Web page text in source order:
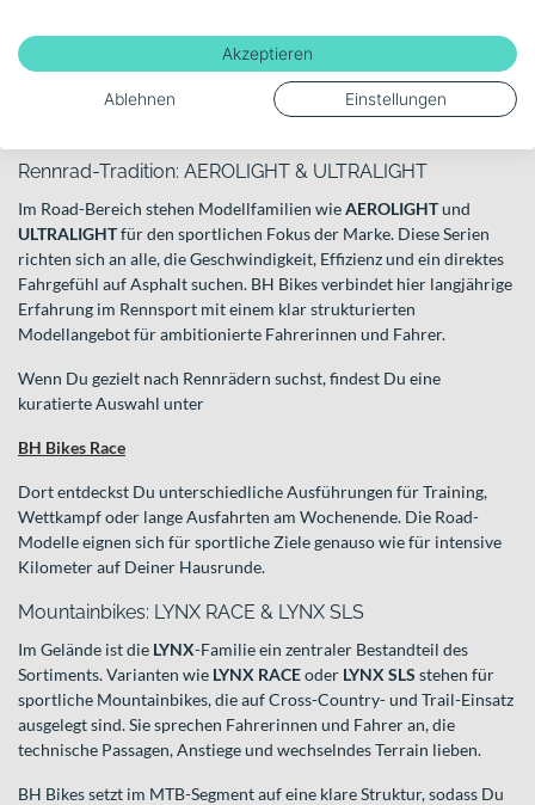
Trails fährst oder ein zuverlässiges Bike für Alltag und
Pendelstrecke suchst – BH Bikes deckt zahlreiche Kategorien ab.
Das Portfolio reicht von Road- und MTB-Modellen über Gravel-
Rennrad-Tradition: AEROLIGHT & ULTRALIGHT
Im Road-Bereich stehen Modellfamilien wieAEROLIGHTund
ULTRALIGHTfür den sportlichen Fokus der Marke. Diese Serien
richten sich an alle, die Geschwindigkeit, Effizienz und ein direktes
Fahrgefühl auf Asphalt suchen. BH Bikes verbindet hier langjährige
Erfahrung im Rennsport mit einem klar strukturierten
Modellangebot für ambitionierte Fahrerinnen und Fahrer.
Wenn Du gezielt nach Rennrädern suchst, findest Du eine
kuratierte Auswahl unter
BH Bikes Race
Dort entdeckst Du unterschiedliche Ausführungen für Training,
Wettkampf oder lange Ausfahrten am Wochenende. Die Road-
Modelle eignen sich für sportliche Ziele genauso wie für intensive
Kilometer auf Deiner Hausrunde.
Mountainbikes: LYNX RACE & LYNX SLS
Im Gelände ist die LYNX-Familie ein zentraler Bestandteil des
Sortiments. Varianten wie LYNX RACEoder LYNX SLS stehen für
sportliche Mountainbikes, die auf Cross-Country- und Trail-Einsatz
ausgelegt sind. Sie sprechen Fahrerinnen und Fahrer an, die
technische Passagen, Anstiege und wechselndes Terrain lieben.
BH Bikes setzt im MTB-Segment auf eine klare Struktur, sodass Du
Akzeptieren
Ablehnen Einstellungen